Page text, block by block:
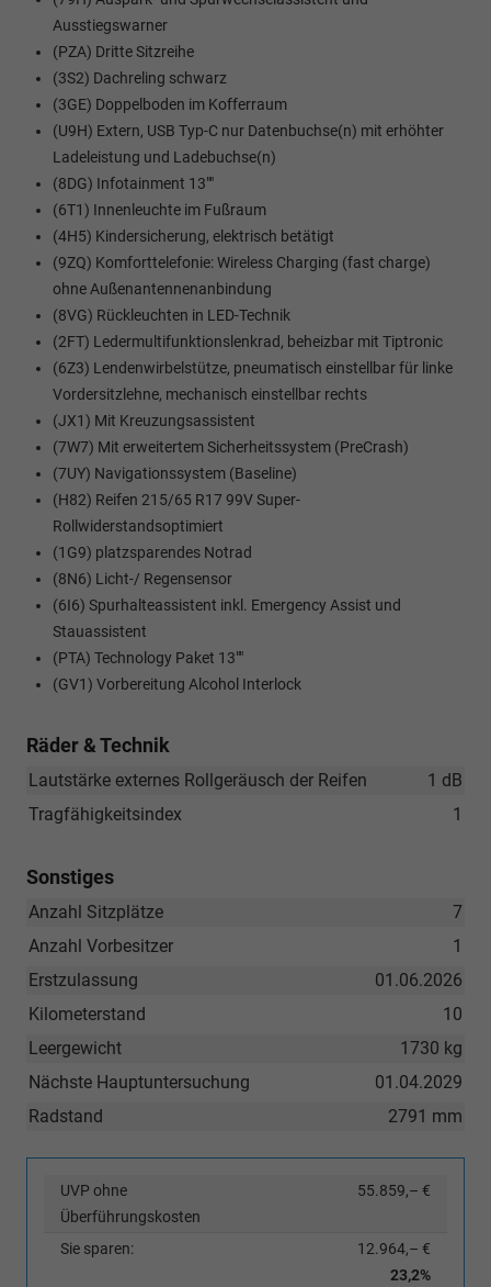
Ausstiegswarner
(PZA) Dritte Sitzreihe
(3S2) Dachreling schwarz
(3GE) Doppelboden im Kofferraum
(U9H) Extern, USB Typ-C nur Datenbuchse(n) mit erhöhter
Ladeleistung und Ladebuchse(n)
(8DG) Infotainment 13""
(6T1) Innenleuchte im Fußraum
(4H5) Kindersicherung, elektrisch betätigt
(9ZQ) Komforttelefonie: Wireless Charging (fast charge)
ohne Außenantennenanbindung
(8VG) Rückleuchten in LED-Technik
(2FT) Ledermultifunktionslenkrad, beheizbar mit Tiptronic
(6Z3) Lendenwirbelstütze, pneumatisch einstellbar für linke
Vordersitzlehne, mechanisch einstellbar rechts
(JX1) Mit Kreuzungsassistent
(7W7) Mit erweitertem Sicherheitssystem (PreCrash)
(7UY) Navigationssystem (Baseline)
(H82) Reifen 215/65 R17 99V Super-
Rollwiderstandsoptimiert
(1G9) platzsparendes Notrad
(8N6) Licht-/ Regensensor
(6I6) Spurhalteassistent inkl. Emergency Assist und
Stauassistent
(PTA) Technology Paket 13""
(GV1) Vorbereitung Alcohol Interlock
Räder & Technik
1 dB
Lautstärke externes Rollgeräusch der Reifen
1
Tragfähigkeitsindex
Sonstiges
7
Anzahl Sitzplätze
1
Anzahl Vorbesitzer
01.06.2026
Erstzulassung
10
Kilometerstand
1730 kg
Leergewicht
01.04.2029
Nächste Hauptuntersuchung
2791 mm
Radstand
UVP ohne
Überführungskosten
55.859,– €
Sie sparen:
12.964,– €
23,2%